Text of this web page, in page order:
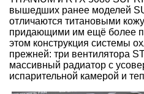
вышедших ранее моделей
отличаются титановыми
придающими им ещё более
этом конструкция системы
прежней: три вентилятора
массивный радиатор с
испарительной камерой и